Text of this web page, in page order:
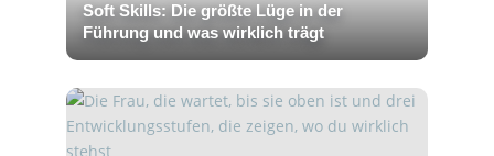
Soft Skills: Die größte Lüge in der
Führung und was wirklich trägt